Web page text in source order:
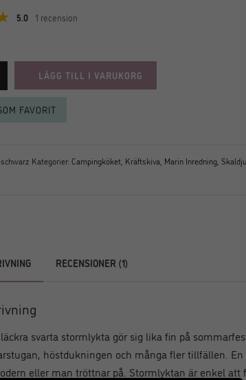
5.0 1 recension
LÄGG TILL I VARUKORG
FAVORIT
Kategorier: Campingköket Kräftskiva Marin Inredning
RECENSIONER (1)
svarta stormlykta gör sig lika fin på
höstdukningen och många fler tillfällen.
eller man tröttnar på. Stormlyktan är enkel att